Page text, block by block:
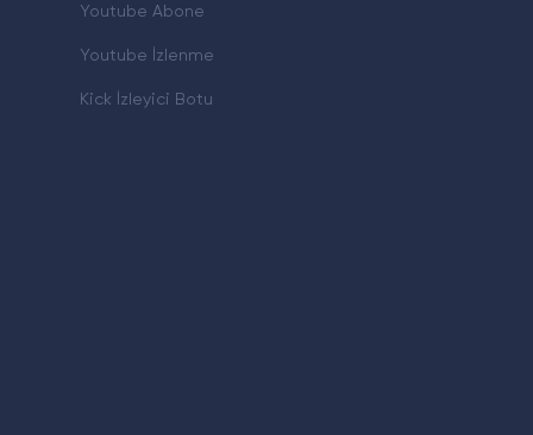
Youtube Abone
Youtube İzlenme
Kick İzleyici Botu